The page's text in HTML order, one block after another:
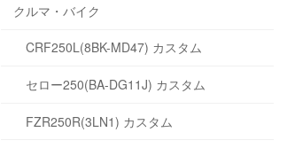
クルマ・バイク
CRF250L(8BK-MD47) カスタム
セロー250(BA-DG11J) カスタム
FZR250R(3LN1) カスタム